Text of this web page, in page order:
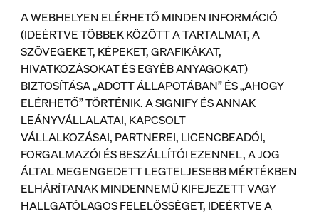
A WEBHELYEN ELÉRHETŐ MINDEN INFORMÁCIÓ
(IDEÉRTVE TÖBBEK KÖZÖTT A TARTALMAT, A
SZÖVEGEKET, KÉPEKET, GRAFIKÁKAT,
HIVATKOZÁSOKAT ÉS EGYÉB ANYAGOKAT)
BIZTOSÍTÁSA „ADOTT ÁLLAPOTÁBAN” ÉS „AHOGY
ELÉRHETŐ” TÖRTÉNIK. A SIGNIFY ÉS ANNAK
LEÁNYVÁLLALATAI, KAPCSOLT
VÁLLALKOZÁSAI, PARTNEREI, LICENCBEADÓI,
FORGALMAZÓI ÉS BESZÁLLÍTÓI EZENNEL, A JOG
ÁLTAL MEGENGEDETT LEGTELJESEBB MÉRTÉKBEN
ELHÁRÍTANAK MINDENNEMŰ KIFEJEZETT VAGY
HALLGATÓLAGOS FELELŐSSÉGET, IDEÉRTVE A